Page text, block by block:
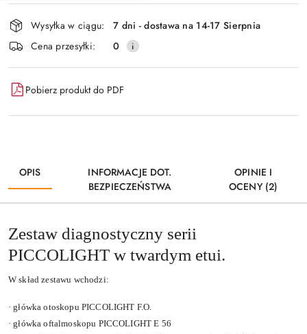
Dostępność
i
dostawa
Wysyłka w ciągu:
7 dni - dostawa na 14-17 Sierpnia
Cena przesyłki:
0
Pobierz produkt do PDF
OPIS
INFORMACJE DOT.
BEZPIECZEŃSTWA
OPINIE I
OCENY (2)
Zestaw diagnostyczny serii
PICCOLIGHT w twardym etui.
W skład zestawu wchodzi:
·główka otoskopu PICCOLIGHT F.O.
·główka oftalmoskopu PICCOLIGHT E 56